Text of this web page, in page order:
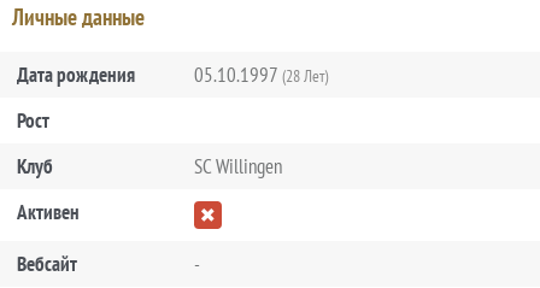
Личные данные
Дата рождения 05.10.1997 (28 Лет)
Рост
Клуб
SC Willingen
Активен
Вебсайт
-